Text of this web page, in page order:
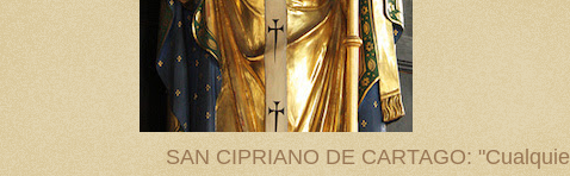
SAN CIPRIANO DE CARTAGO: